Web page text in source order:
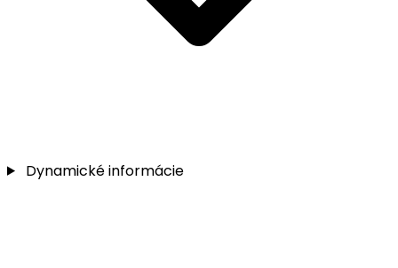
Dynamické informácie